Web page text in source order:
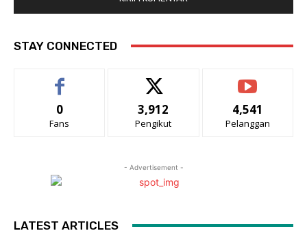
STAY CONNECTED
0
Fans
3,912
Pengikut
4,541
Pelanggan
- Advertisement -
LATEST ARTICLES